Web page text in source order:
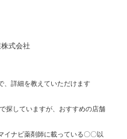
式会社
、詳細を教えていただけます
探していますが、おすすめの店舗
イナビ薬剤師に載っている〇〇以